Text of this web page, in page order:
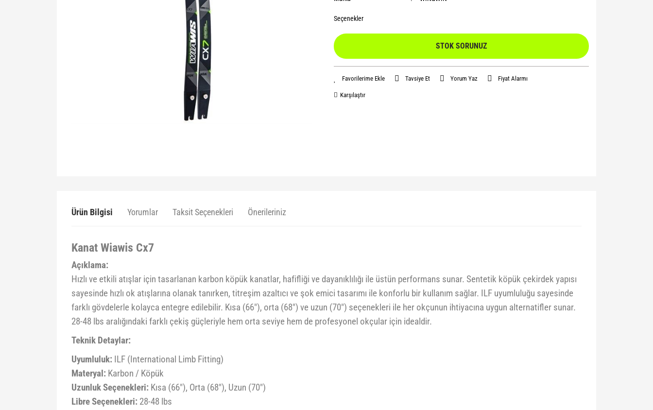
Seçenekler
STOK SORUNUZ
Tavsiye Et Yorum Yaz Fiyat Alarmı
Karşılaştır
Ürün Bilgisi Yorumlar Taksit Seçenekleri Önerileriniz
Kanat Wiawis Cx7
Açıklama:
Hızlı ve etkili atışlar için tasarlanan karbon köpük kanatlar, hafifliği ve dayanıklılığı ile üstün performans sunar. Sentetik köpük çekirdek yapısı
sayesinde hızlı ok atışlarına olanak tanırken, titreşim azaltıcı ve şok emici tasarımı ile konforlu bir kullanım sağlar. ILF uyumluluğu sayesinde
farklı gövdelerle kolayca entegre edilebilir. Kısa (66"), orta (68") ve uzun (70") seçenekleri ile her okçunun ihtiyacına uygun alternatifler sunar.
28-48 lbs aralığındaki farklı çekiş güçleriyle hem orta seviye hem de profesyonel okçular için idealdir.
Teknik Detaylar:
Uyumluluk: ILF (International Limb Fitting)
Materyal: Karbon / Köpük
Uzunluk Seçenekleri: Kısa (66"), Orta (68"), Uzun (70")
Libre Seçenekleri: 28-48 lbs